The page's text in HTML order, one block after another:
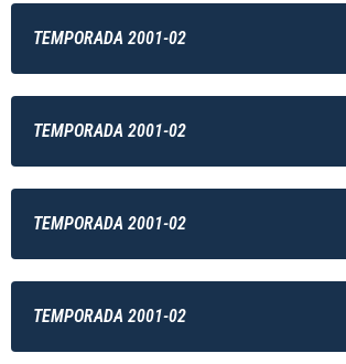
TEMPORADA 2001-02
TEMPORADA 2001-02
TEMPORADA 2001-02
TEMPORADA 2001-02